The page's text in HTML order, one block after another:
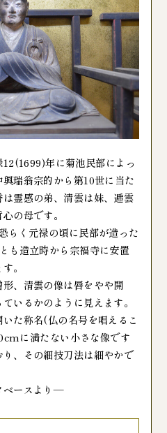
年に菊池民部によっ
瑞翁宗的から第10世に当た
霊感の弟、清雲は妹、逓雲
の母です。
らく元禄の頃に民部が造った
も造立時から宗福寺に安置
。
、清雲の像は唇をやや開
いるかのように見えます。
た称名(仏の名号を唱えるこ
に満たない小さな像です
、その細技刀法は細やかで
ベースより―